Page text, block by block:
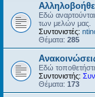
Εδώ
των μελών μας.
Συντονιστές:
Θέματα: 285
Εδώ
Συντονιστής:
Θέματα: 173